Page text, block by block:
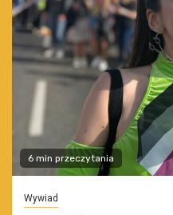
6 min przeczytania
Wywiad